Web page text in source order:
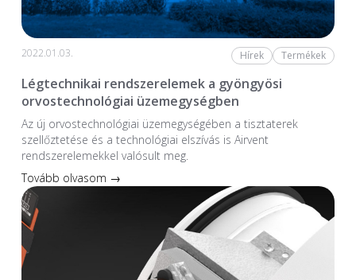
2022.01.03. Hírek Termékek
Légtechnikai rendszerelemek a gyöngyösi
orvostechnológiai üzemegységben
Az új orvostechnológiai üzem­egységében a tiszta­terek
szellőztetése és a technológiai elszívás is Airvent
rendszerelemekkel valósult meg.
Tovább olvasom →